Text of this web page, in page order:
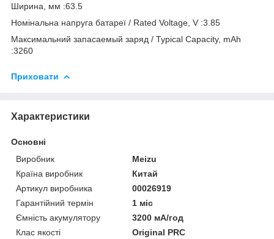
Ширина, мм :63.5
Номінальна напруга батареї / Rated Voltage, V :3.85
Максимальний запасаемый заряд / Typical Capacity, mAh
:3260
Приховати
Характеристики
Основні
Виробник
Meizu
Країна виробник
Китай
Артикул виробника
00026919
Гарантійний термін
1 міс
Ємність акумулятору
3200 мА/год
Клас якості
Original PRC